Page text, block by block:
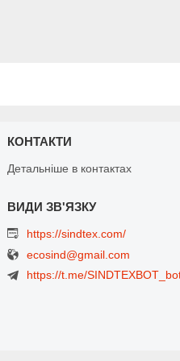
КОНТАКТИ
Детальніше в контактах
https://sindtex.com/
ecosind@gmail.com
https://t.me/